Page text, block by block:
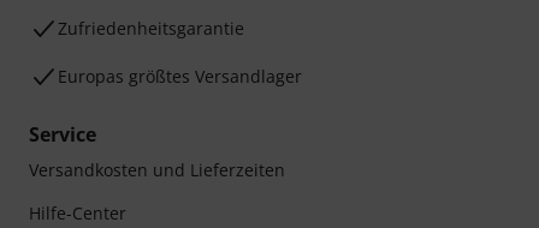
Zufriedenheitsgarantie
Europas größtes Versandlager
Service
Versandkosten und Lieferzeiten
Hilfe-Center